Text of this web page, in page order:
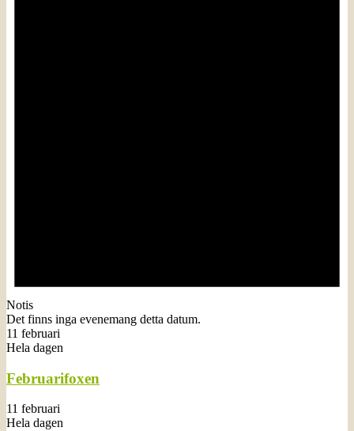
Notis
Det finns inga evenemang detta datum.
11 februari
Hela dagen
Februarifoxen
11 februari
Hela dagen